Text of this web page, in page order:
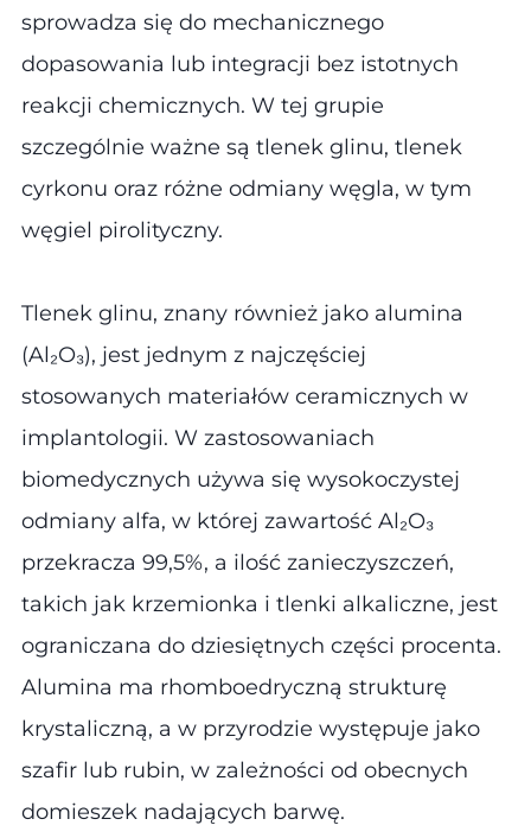
sprowadza się do mechanicznego
dopasowania lub integracji bez istotnych
reakcji chemicznych. W tej grupie
szczególnie ważne są tlenek glinu, tlenek
cyrkonu oraz różne odmiany węgla, w tym
węgiel pirolityczny.
Tlenek glinu, znany również jako alumina
(Al₂O₃), jest jednym z najczęściej
stosowanych materiałów ceramicznych w
implantologii. W zastosowaniach
biomedycznych używa się wysokoczystej
odmiany alfa, w której zawartość Al₂O₃
przekracza 99,5%, a ilość zanieczyszczeń,
takich jak krzemionka i tlenki alkaliczne, jest
ograniczana do dziesiętnych części procenta.
Alumina ma rhomboedryczną strukturę
krystaliczną, a w przyrodzie występuje jako
szafir lub rubin, w zależności od obecnych
domieszek nadających barwę.